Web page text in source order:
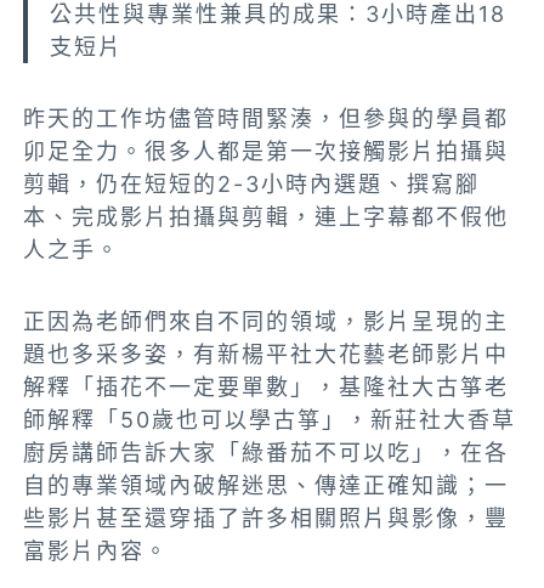
公共性與專業性兼具的成果：3小時產出18
支短片
昨天的工作坊儘管時間緊湊，但參與的學員都
卯足全力。很多人都是第一次接觸影片拍攝與
剪輯，仍在短短的2-3小時內選題、撰寫腳
本、完成影片拍攝與剪輯，連上字幕都不假他
人之手。
正因為老師們來自不同的領域，影片呈現的主
題也多采多姿，有新楊平社大花藝老師影片中
解釋「插花不一定要單數」，基隆社大古箏老
師解釋「50歲也可以學古箏」，新莊社大香草
廚房講師告訴大家「綠番茄不可以吃」，在各
自的專業領域內破解迷思、傳達正確知識；一
些影片甚至還穿插了許多相關照片與影像，豐
富影片內容。